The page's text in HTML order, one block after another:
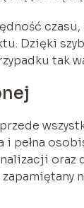
Dzięki
tak
i pełna